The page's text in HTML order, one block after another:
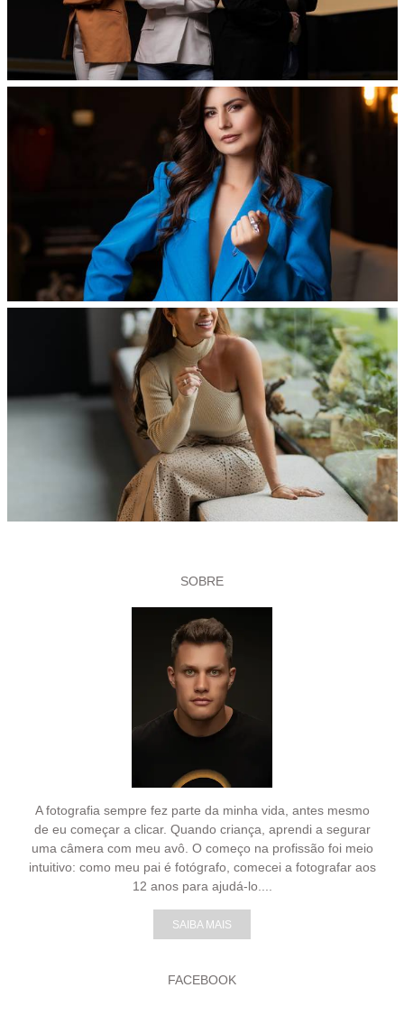
SOBRE
A fotografia sempre fez parte da minha vida, antes mesmo
de eu começar a clicar. Quando criança, aprendi a segurar
uma câmera com meu avô. O começo na profissão foi meio
intuitivo: como meu pai é fotógrafo, comecei a fotografar aos
12 anos para ajudá-lo....
SAIBA MAIS
FACEBOOK